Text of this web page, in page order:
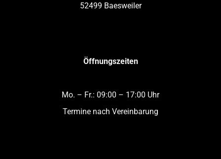
52499 Baesweiler
Öffnungszeiten
Mo. – Fr.: 09:00 – 17:00 Uhr
Termine nach Vereinbarung